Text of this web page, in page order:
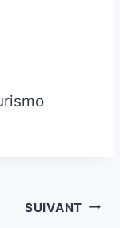
SUIVANT